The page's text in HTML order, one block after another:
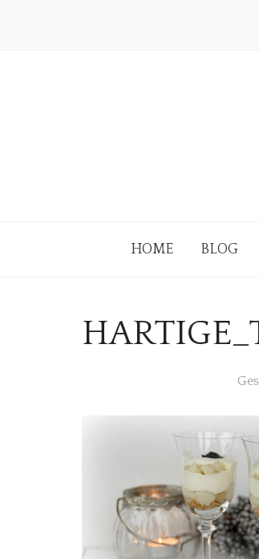
HOME BLOG